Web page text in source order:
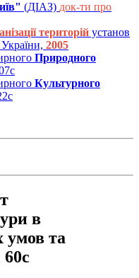
(ДІАЗ) док-ти про
територій установ
2005
Природного
Культурного
в
умов та